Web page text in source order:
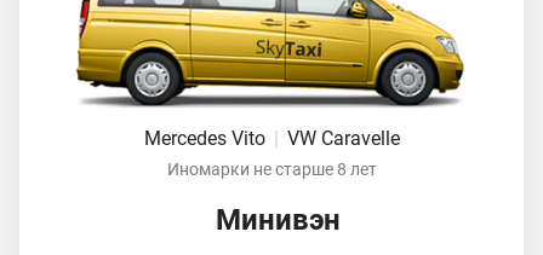
Mercedes Vito VW Caravelle
Иномарки не старше 8 лет
Минивэн